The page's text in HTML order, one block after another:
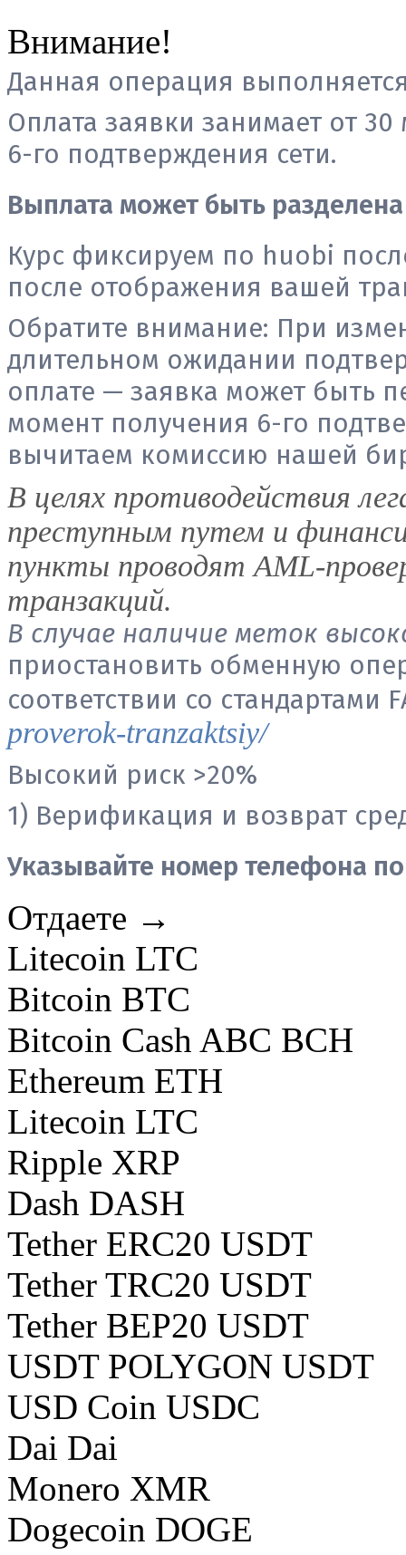
Внимание!
Данная операция
Оплата заявки занимает от
6-го подтверждения сети.
Выплата может быть
Курс фиксируем по huobi
после отображения вашей
Обратите внимание: При
длительном ожидании
оплате — заявка может быть
момент получения 6-го
вычитаем комиссию нашей
В целях противодействия
преступным путем и
пункты проводят AML-
транзакций.
В случае наличие меток
приостановить обменную
соответствии со стандартами
proverok-tranzaktsiy/
Высокий риск >20%
1) Верификация и возврат
Указывайте номер телефона
Отдаете →
Litecoin LTC
Bitcoin BTC
Bitcoin Cash ABC BCH
Ethereum ETH
Litecoin LTC
Ripple XRP
Dash DASH
Tether ERC20 USDT
Tether TRC20 USDT
Tether BEP20 USDT
USDT POLYGON USDT
USD Coin USDC
Dai Dai
Monero XMR
Dogecoin DOGE